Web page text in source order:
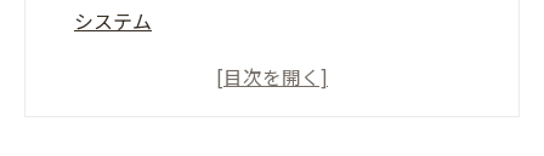
システム
成長を支援する各種研修・講習会のご紹介